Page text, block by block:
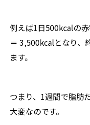
例えば1日500kcalの
＝ 3,500kcalとなり、
ます。
つまり、1週間で脂肪
大変なのです。